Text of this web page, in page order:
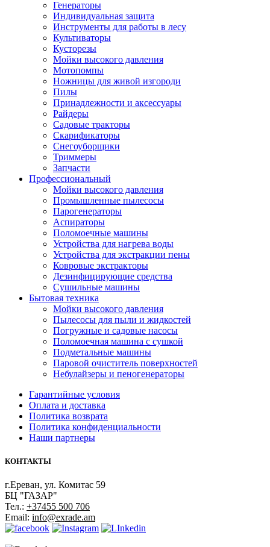
Генераторы
Индивидуальная защита
Инструменты для работы в лесу
Культиваторы
Кусторезы
Мойки высокого давления
Мотопомпы
Ножницы для живой изгороди
Пилы
Принадлежности и аксессуары
Райдеры
Садовые тракторы
Скарификаторы
Снегоуборщики
Триммеры
Запчасти
Профессиональный
Мойки высокого давления
Промышленные пылесосы
Парогенераторы
Аспираторы
Поломоечные машины
Устройства для нагрева воды
Устройства для экстракции пены
Ковровые экстракторы
Дезинфицирующие средства
Сушильные машины
Бытовая техника
Мойки высокого давления
Пылесосы для пыли и жидкостей
Погружные и садовые насосы
Поломоечная машина с сушкой
Подметальные машины
Паровой очиститель поверхностей
Небулайзеры и пеногенераторы
Гарантийные условия
Оплата и доставка
Политика возврата
Политика конфиденциальности
Наши партнеры
КОНТАКТЫ
г.Ереван, ул. Комитас 59
БЦ "ГАЗАР"
Тел.: +37455 500 706
Email: info@exrade.am